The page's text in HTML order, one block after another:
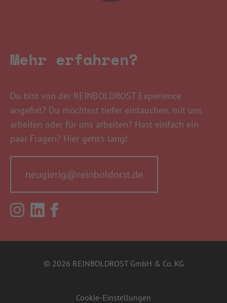
Mehr erfahren?
Du bist von der REINBOLDROST Experience
angefixt? Du möchtest tiefer eintauchen, mit uns
arbeiten oder für uns arbeiten? Hast einfach ein
paar Fragen? Hier geht’s lang!
neugierig@reinboldorst.de
© 2026 REINBOLDROST GmbH & Co. KG
Cookie-Einstellungen